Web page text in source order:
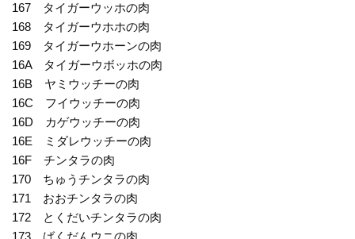
167 タイガーウッホの肉
168 タイガーウホホの肉
169 タイガーウホーンの肉
16A タイガーウボッホの肉
16B ヤミウッチーの肉
16C フイウッチーの肉
16D カゲウッチーの肉
16E ミダレウッチーの肉
16F チンタラの肉
170 ちゅうチンタラの肉
171 おおチンタラの肉
172 とくだいチンタラの肉